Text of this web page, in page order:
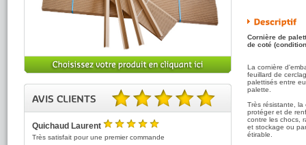
5.00 sur 5 basé sur 3 note(s).
Quichaud Laurent
5
Très satisfait pour une premier commande
Cornière de
de coté
La cornière
feuillard de
palettisés entre
palette.
Très résistante,
protéger et de
contre les chocs,
et stockage ou
étirable.